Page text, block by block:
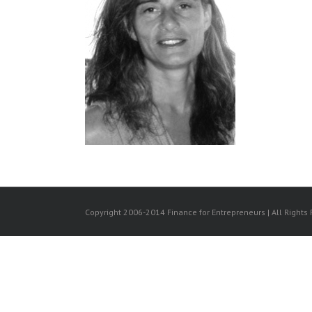
Copyright 2006-2014 Finance for Entrepreneurs | All Rights